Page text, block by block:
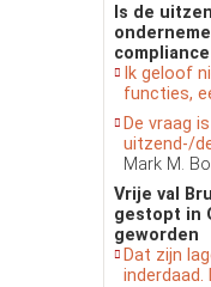
Is de
Ik geloof
functies,
De vraag
uitzend-/
Mark M.
Vrije val
gestopt in
geworden
Dat zijn
inderdaad.